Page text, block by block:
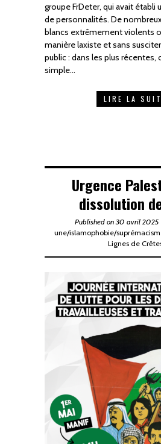
groupe FrDeter, qui avait établi
de personnalités. De
blancs extrêmement violents
manière laxiste et sans
public : dans les plus récentes,
simple…
LIRE LA
Urgence
dissolution
Published on 30 avril 2025
une/islamophobie/
Lignes de